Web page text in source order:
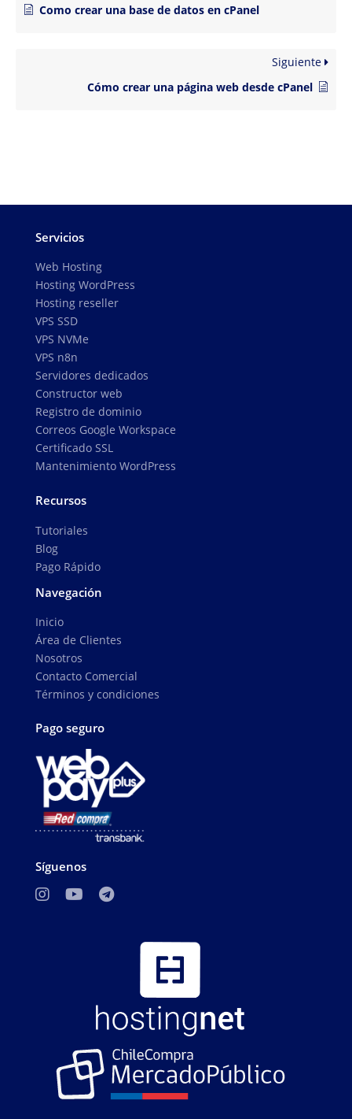
Como crear una base de datos en cPanel
Siguiente
Cómo crear una página web desde cPanel
Servicios
Web Hosting
Hosting WordPress
Hosting reseller
VPS SSD
VPS NVMe
VPS n8n
Servidores dedicados
Constructor web
Registro de dominio
Correos Google Workspace
Certificado SSL
Mantenimiento WordPress
Recursos
Tutoriales
Blog
Pago Rápido
Navegación
Inicio
Área de Clientes
Nosotros
Contacto Comercial
Términos y condiciones
Pago seguro
Síguenos